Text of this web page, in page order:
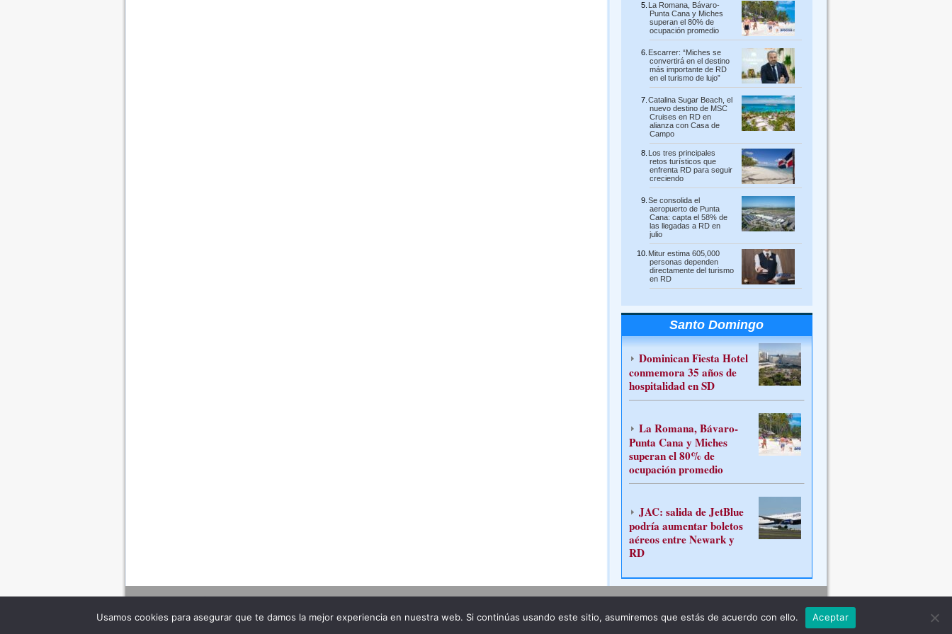
La Romana, Bávaro-
Punta Cana y Miches
superan el 80% de
ocupación promedio
Escarrer: “Miches se
convertirá en el destino
más importante de RD
en el turismo de lujo”
Catalina Sugar Beach, el
nuevo destino de MSC
Cruises en RD en
alianza con Casa de
Campo
Los tres principales
retos turísticos que
enfrenta RD para seguir
creciendo
Se consolida el
aeropuerto de Punta
Cana: capta el 58% de
las llegadas a RD en
julio
Mitur estima 605,000
personas dependen
directamente del turismo
en RD
Santo Domingo
Dominican Fiesta Hotel
conmemora 35 años de
hospitalidad en SD
La Romana, Bávaro-
Punta Cana y Miches
superan el 80% de
ocupación promedio
JAC: salida de JetBlue
podría aumentar boletos
aéreos entre Newark y
RD
Usamos cookies para asegurar que te damos la mejor experiencia en nuestra web. Si continúas usando este sitio, asumiremos que estás de acuerdo con ello. Aceptar